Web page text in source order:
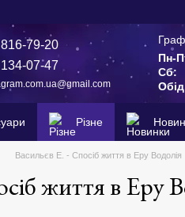
79-20
07-47
Пн-
Сб:
Різне
Васильєв Е. - Спосіб життя в Еру Водолія
життя в Еру